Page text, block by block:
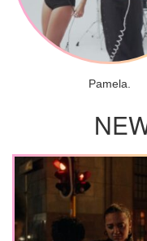
Pamela.